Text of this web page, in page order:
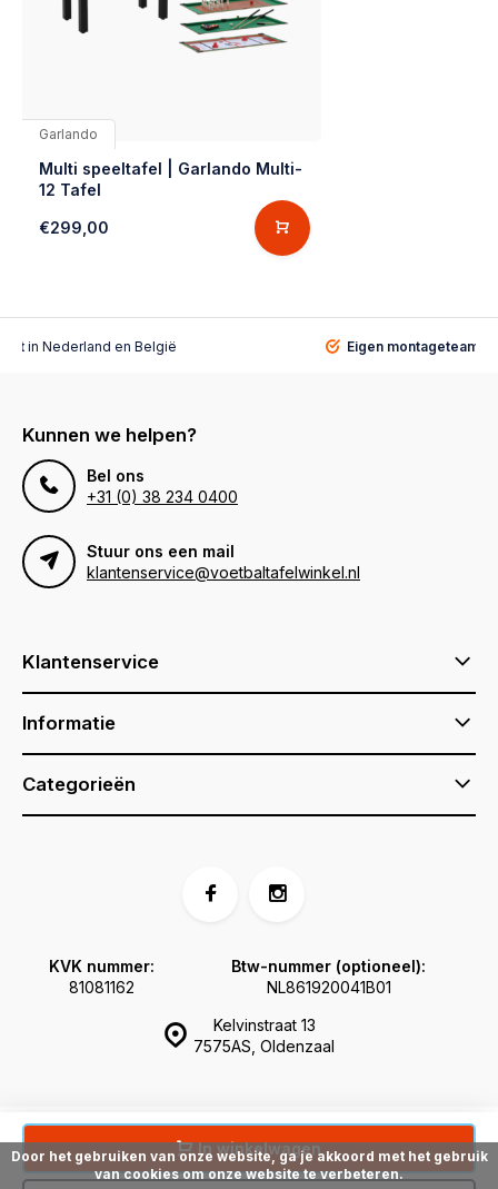
In winkelwagen
Garlando
Multi speeltafel | Garlando Multi-
12 Tafel
€299,00
in Nederland en België Eigen montageteam
Kunnen we helpen?
Bel ons
+31 (0) 38 234 0400
Stuur ons een mail
klantenservice@voetbaltafelwinkel.nl
Klantenservice
Informatie
Categorieën
Kelvinstraat 13
7575AS, Oldenzaal
KVK nummer:
81081162
Btw-nummer (optioneel):
NL861920041B01
Door het gebruiken van onze website, ga je akkoord met het gebruik
van cookies om onze website te verbeteren.